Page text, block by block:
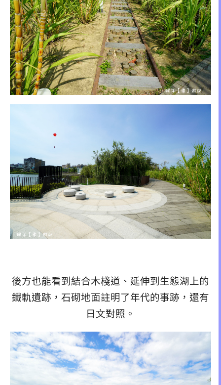
後方也能看到結合木棧道、延伸到生態湖上的
鐵軌遺跡，石砌地面註明了年代的事跡，還有
日文對照。